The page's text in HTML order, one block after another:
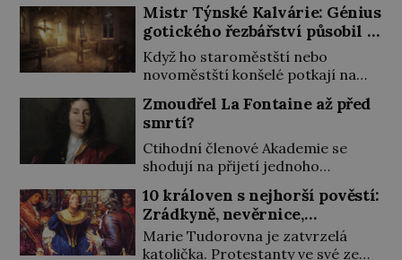
vévoda Fridrich II. padne 15.
června 1246 při střetu s Uhry na
Litavě. „Tvrdý muž, statečný v boji,
v úsudku přísný a krutý, chtivý
pokladů, šířil takovou hrůzu mezi
svými i v sousedství, že […]
Mistr Týnské Kalvárie: Génius
gotického řezbářství působil v
Praze
Když ho staroměstští nebo
novoměstští konšelé potkají na
zdraví. Jeho práce si nesmírně
váží. Ostatně řezbář, známý dnes
jako Mistr Týnské Kalvárie,
vyřezává a zdobí úchvatná díla
jméno se ztratilo v proudu času.
Dnes se mu tak říká podle jeho
nejslavnějšího díla, jež stvořil […]
Zmoudřel La Fontaine až před
smrtí?
Ctihodní členové Akademie se
shodují na přijetí jednoho
svých řad. Čeká se jen na
potvrzení volby králem. „Cože? La
Fontaine? Toho nikdy neschválím!“
prská panovník. Dlouho se Jean de
10 královen s nejhorší pověstí:
Zrádkyně, nevěrnice,
nymfomanky & intrikánky s
rukama od krve
Marie Tudorovna je zatvrzelá
katolička. Protestanty ve své zemi